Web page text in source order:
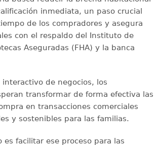
inmediata, un paso crucial
de los compradores y asegura
con el respaldo del Instituto de
Aseguradas (FHA) y la banca
interactivo de negocios, los
transformar de forma efectiva las
en transacciones comerciales
y sostenibles para las familias.
es facilitar ese proceso para las